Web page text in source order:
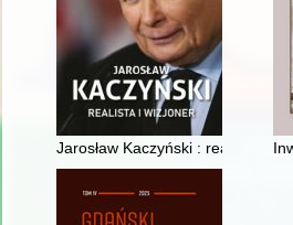
Jarosław Kaczyński : realista i